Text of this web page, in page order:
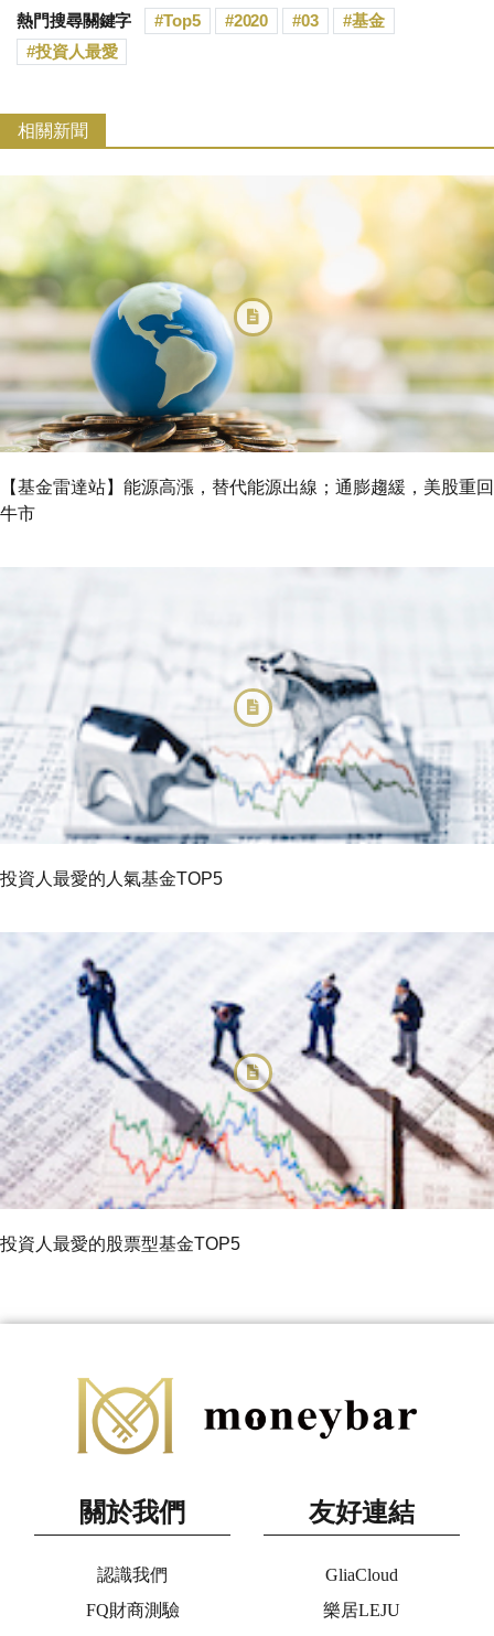
熱門搜尋關鍵字 Top5 2020 03
基金
投資人最愛
相關新聞
【基金雷達站】能源高漲，替代能源出線；通膨趨緩，美股重回
牛市
投資人最愛的人氣基金TOP5
投資人最愛的股票型基金TOP5
關於我們
認識我們
FQ財商測驗
友好連結
GliaCloud
樂居LEJU